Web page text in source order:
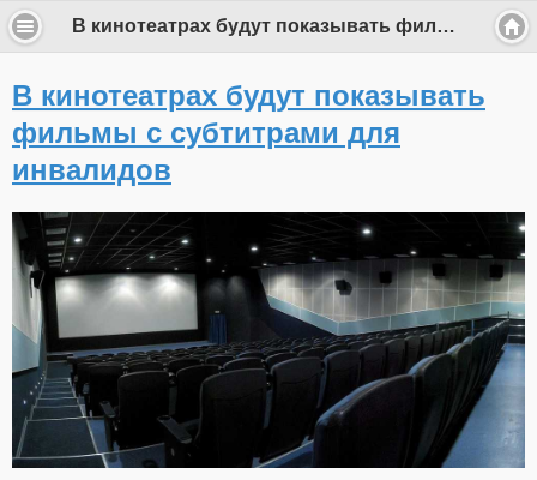
В кинотеатрах будут показывать фильмы с субтитрами для инвалидов
В кинотеатрах будут показывать
фильмы с субтитрами для
инвалидов